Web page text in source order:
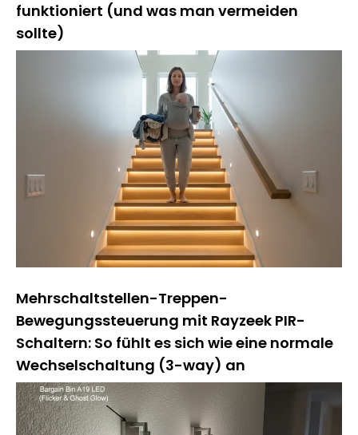
funktioniert (und was man vermeiden
sollte)
Mehrschaltstellen-Treppen-
Bewegungssteuerung mit Rayzeek PIR-
Schaltern: So fühlt es sich wie eine normale
Wechselschaltung (3-way) an